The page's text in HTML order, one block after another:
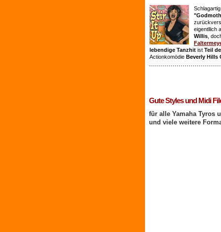
eigentllich
Willis ,
lebendige Tanzhit ist Teil
Actionkomödie Beverly Hills
Gute Styles und Midi
für alle Yamaha Tyros
und viele weitere